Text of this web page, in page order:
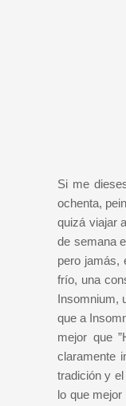
Si me
ochenta,
quizá viajar
de semana
pero jamás,
frío, una
Insomnium,
que a
mejor que
claramente
tradición y
lo que